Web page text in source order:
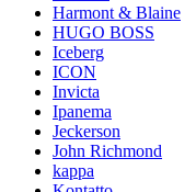
Harmont & Blaine
HUGO BOSS
Iceberg
ICON
Invicta
Ipanema
Jeckerson
John Richmond
kappa